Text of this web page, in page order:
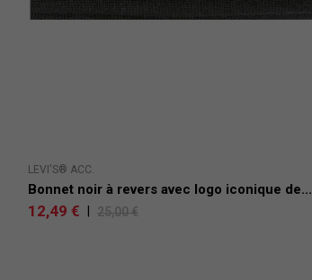
LEVI'S® ACC.
Bonnet noir à revers avec logo iconique de...
12,49 € 25,00 €